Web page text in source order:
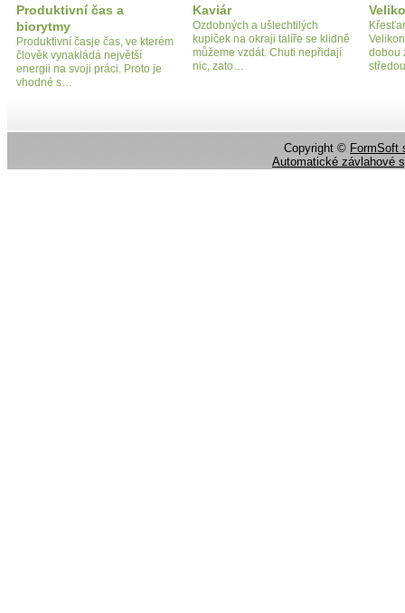
Produktivní čas a
biorytmy
Produktivní časje čas, ve kterém
člověk vynakládá největší
energii na svoji práci. Proto je
vhodné s…
Kaviár
Ozdobných a ušlechtilých
kupiček na okraji talíře se klidně
můžeme vzdát. Chuti nepřidají
nic, zato…
dobou
Copyright © FormSoft
Automatické závlahové